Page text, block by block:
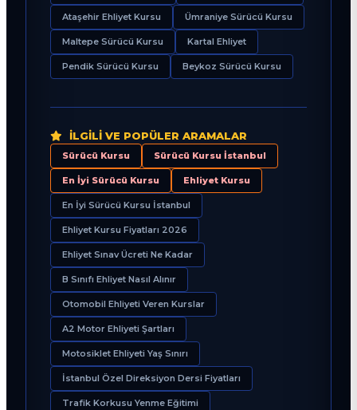
Ataşehir Ehliyet Kursu Ümraniye Sürücü Kursu
Maltepe Sürücü Kursu Kartal Ehliyet
Pendik Sürücü Kursu Beykoz Sürücü Kursu
İLGILI VE POPÜLER ARAMALAR
Sürücü Kursu Sürücü Kursu İstanbul
En İyi Sürücü Kursu Ehliyet Kursu
En İyi Sürücü Kursu İstanbul
Ehliyet Kursu Fiyatları 2026
Ehliyet Sınav Ücreti Ne Kadar
B Sınıfı Ehliyet Nasıl Alınır
Otomobil Ehliyeti Veren Kurslar
A2 Motor Ehliyeti Şartları
Motosiklet Ehliyeti Yaş Sınırı
İstanbul Özel Direksiyon Dersi Fiyatları
Trafik Korkusu Yenme Eğitimi